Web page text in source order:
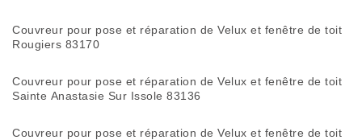
Couvreur pour pose et réparation de Velux et fenêtre de toit
Rougiers 83170
Couvreur pour pose et réparation de Velux et fenêtre de toit
Sainte Anastasie Sur Issole 83136
Couvreur pour pose et réparation de Velux et fenêtre de toit